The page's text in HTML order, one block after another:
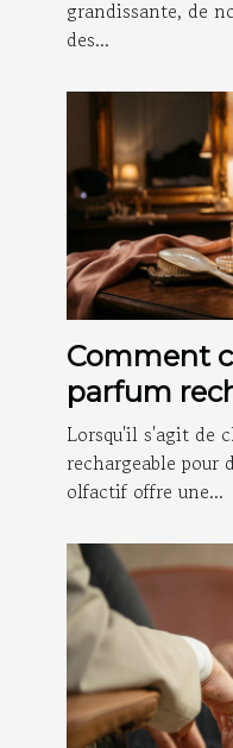
grandissante, de
des...
Comment
parfum
les soirées ?
Lorsqu'il s'agit de
rechargeable pour
olfactif offre une...